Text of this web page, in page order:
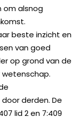
om alsnog
beste inzicht en
van goed
op grond van de
derden. De
lid 2 en 7:409